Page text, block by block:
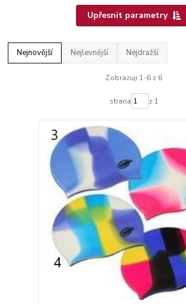
Upřesnit parametry
Nejnovější Nejlevnější Nejdražší
Zobrazuji 1-6 z 6
strana z 1